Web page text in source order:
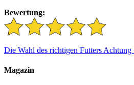
Bewertung:
Die Wahl des richtigen Futters Achtung
Magazin